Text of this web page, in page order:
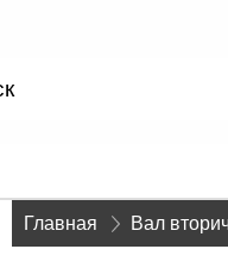
Главная » Вал